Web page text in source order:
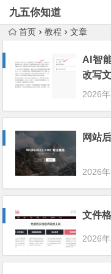
九五你知道
首页 教程 文章
AI智
改写
2026
网站
2026
文件
2026